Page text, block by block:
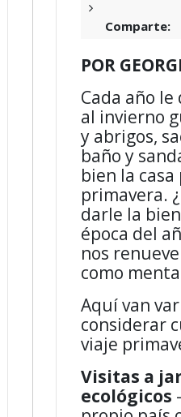
Comparte:
POR
Cada año le
al invierno
y abrigos,
baño y
bien la
primavera.
darle la
época del
nos
como
Aquí van
considerar
viaje
Visitas a
ecológicos